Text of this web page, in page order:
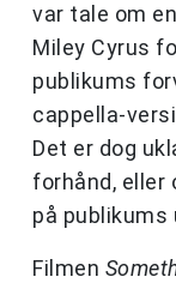
var tale om
Miley Cyrus
publikums
cappella-
Det er dog
forhånd, eller
på
Filmen